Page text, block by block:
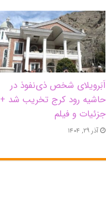
اَبَر‌ویلای شخص ذی‌نفوذ در
حاشیه‌ رود کرج تخریب شد +
جزئیات و فیلم
آذر ۲۹, ۱۴۰۴